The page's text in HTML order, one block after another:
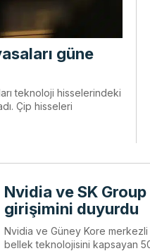
güne
teknoloji hisselerindeki
Çip hisseleri
Nvidia ve SK
girişimini duyurdu
Nvidia ve Güney Kore
bellek teknolojisini kapsayan